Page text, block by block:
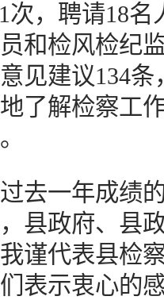
次，聘请18
和检风检纪
见建议134
了解检察工
一年成绩的
县政府、县
谨代表县检
表示衷心的